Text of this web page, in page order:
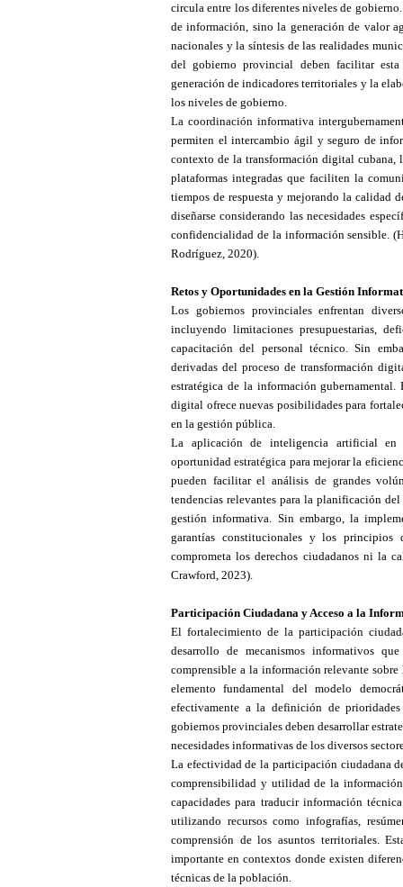
circula entre los diferentes niveles de
de información, sino la generación de valor
nacionales y la síntesis de las realidades
del gobierno provincial deben facilitar
generación de indicadores territoriales y la
los niveles de gobierno.
La coordinación informativa
permiten el intercambio ágil y seguro de
contexto de la transformación digital
plataformas integradas que faciliten la
tiempos de respuesta y mejorando la calidad
diseñarse considerando las necesidades
confidencialidad de la información sensible.
Rodríguez, 2020).
Retos y Oportunidades en la Gestión
Los gobiernos provinciales enfrentan
incluyendo limitaciones presupuestarias,
capacitación del personal técnico. Sin
derivadas del proceso de transformación
estratégica de la información
digital ofrece nuevas posibilidades para
en la gestión pública.
La aplicación de inteligencia artificial en
oportunidad estratégica para mejorar la
pueden facilitar el análisis de grandes
tendencias relevantes para la planificación
gestión informativa. Sin embargo, la
garantías constitucionales y los principios
comprometa los derechos ciudadanos ni la
Crawford, 2023).
Participación Ciudadana y Acceso a la
El fortalecimiento de la participación
desarrollo de mecanismos informativos
comprensible a la información relevante
elemento fundamental del modelo
efectivamente a la definición de
gobiernos provinciales deben desarrollar
necesidades informativas de los diversos
La efectividad de la participación ciudadana
comprensibilidad y utilidad de la
capacidades para traducir información
utilizando recursos como infografías,
comprensión de los asuntos territoriales.
importante en contextos donde existen
técnicas de la población.